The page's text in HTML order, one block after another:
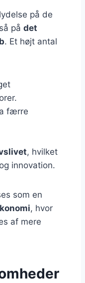
på de
på det
. Et højt antal
færre
, hvilket
innovation.
som en
, hvor
af mere